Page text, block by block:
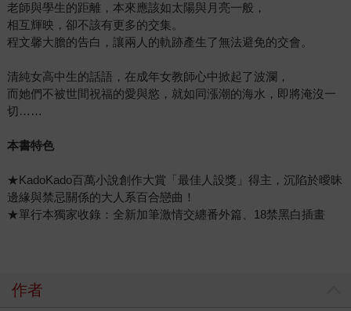
老師與學生的距離，本來應該如太陽與月亮一般，
相互輝映，卻不該有更多的交集。
程文馨大膽的告白，讓兩人的軌跡產生了無法避免的交會。
清純女高中生的話語，在成年女教師心中掀起了波瀾，
而她們不被世間祝福的愛與慾，就如同漲潮的海水，即將淹沒一
切……
本書特色
★KadoKado百萬小說創作大賞「最佳人設獎」得主，沉陷於曖昧
邊緣與禁忌關係的大人系百合戀曲！
★單行本獨家收錄：全新加筆激情交纏番外篇、18禁黑白插畫
作者